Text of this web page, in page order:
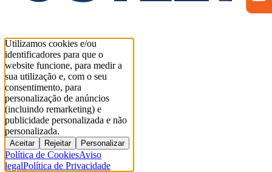
Utilizamos cookies e/ou
identificadores para que o
website funcione, para medir a
sua utilização e, com o seu
consentimento, para
personalização de anúncios
(incluindo remarketing) e
publicidade personalizada e não
personalizada.
Aceitar Rejeitar Personalizar
Política de CookiesAviso
legalPolítica de Privacidade